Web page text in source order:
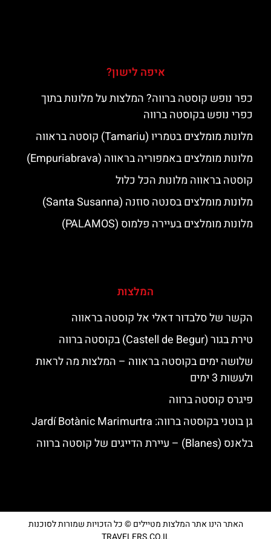
איפה לישון?
כפר נופש קוסטה ברווה? המלצות על מלונות בתוך
כפרי נופש בקוסטה ברווה
מלונות מומלצים בטמריו (Tamariu) קוסטה בראווה
מלונות מומלצים באמפוריה בראווה (Empuriabrava)
קוסטה בראווה מלונות הכל כלול
מלונות מומלצים בסנטה סוזנה (Santa Susanna)
מלונות מומלצים בעיירה פלמוס (PALAMOS)
המלצות
הקשר של סלבדור דאלי אל קוסטה בראווה
טירת בגור (Castell de Begur) בקוסטה ברווה
שלושה ימים בקוסטה בראווה – המלצות מה לראות
ולעשות 3 ימים
פיגרס קוסטה ברווה
גן בוטני בקוסטה ברווה: ‪‪Jardí Botànic Marimurtra‬‬
בלאנס (Blanes) – עיירת הדייגים של קוסטה ברווה
האתר הינו אתר המלצות מטיילים © כל הזכויות שמורות לסוכנות